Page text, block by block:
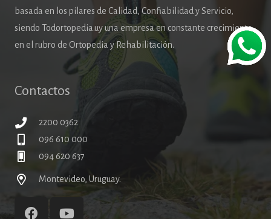
basada en los pilares de Calidad, Confiabilidad y Servicio,
siendo Todortopedia.uy una empresa en constante crecimiento
en el rubro de Ortopedia y Rehabilitación.
Contactos
2200 0362
096 610 000
094 620 637
Montevideo, Uruguay.